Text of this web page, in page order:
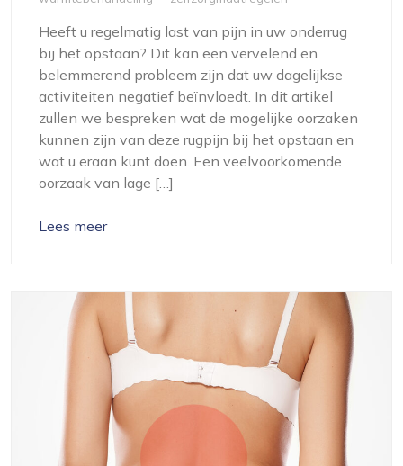
Heeft u regelmatig last van pijn in uw onderrug
bij het opstaan? Dit kan een vervelend en
belemmerend probleem zijn dat uw dagelijkse
activiteiten negatief beïnvloedt. In dit artikel
zullen we bespreken wat de mogelijke oorzaken
kunnen zijn van deze rugpijn bij het opstaan en
wat u eraan kunt doen. Een veelvoorkomende
oorzaak van lage […]
Lees meer